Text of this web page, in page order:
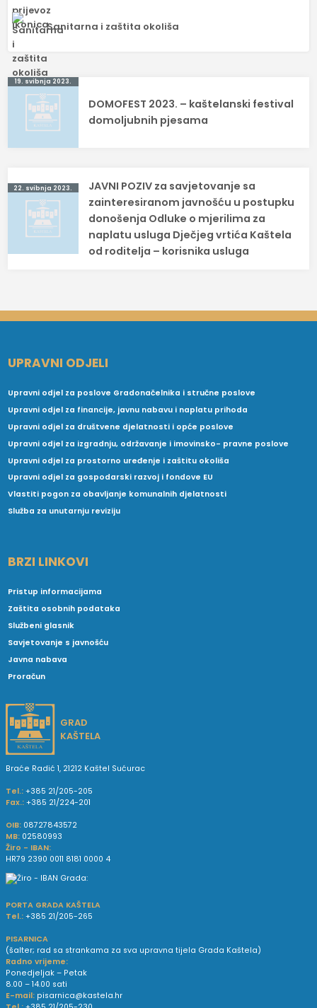
Sanitarna i zaštita okoliša
Navigacija
objava
19. svibnja 2023.
DOMOFEST 2023. – kaštelanski festival
domoljubnih pjesama
22. svibnja 2023.
JAVNI POZIV za savjetovanje sa
zainteresiranom javnošću u postupku
donošenja Odluke o mjerilima za
naplatu usluga Dječjeg vrtića Kaštela
od roditelja – korisnika usluga
UPRAVNI ODJELI
Upravni odjel za poslove Gradonačelnika i stručne poslove
Upravni odjel za financije, javnu nabavu i naplatu prihoda
Upravni odjel za društvene djelatnosti i opće poslove
Upravni odjel za izgradnju, održavanje i imovinsko- pravne poslove
Upravni odjel za prostorno uređenje i zaštitu okoliša
Upravni odjel za gospodarski razvoj i fondove EU
Vlastiti pogon za obavljanje komunalnih djelatnosti
Služba za unutarnju reviziju
BRZI LINKOVI
Pristup informacijama
Zaštita osobnih podataka
Službeni glasnik
Savjetovanje s javnošću
Javna nabava
Proračun
GRAD
KAŠTELA
Braće Radić 1, 21212 Kaštel Sućurac
Tel.: +385 21/205-205
Fax.: +385 21/224-201
OIB: 08727843572
MB: 02580993
Žiro - IBAN:
HR79 2390 0011 8181 0000 4
PORTA GRADA KAŠTELA
Tel.: +385 21/205-265
PISARNICA
(šalter; rad sa strankama za sva upravna tijela Grada Kaštela)
Radno vrijeme:
Ponedjeljak – Petak
8.00 – 14.00 sati
E-mail: pisarnica@kastela.hr